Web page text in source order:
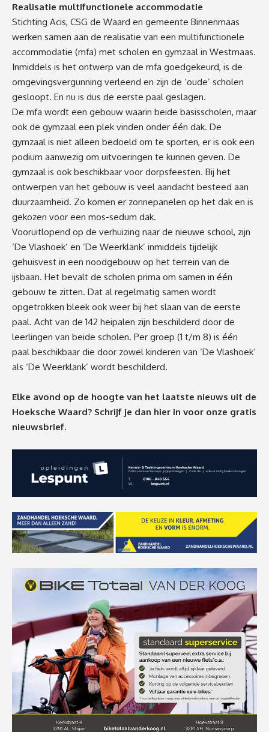
Realisatie multifunctionele accommodatie
Stichting Acis, CSG de Waard en gemeente Binnenmaas
werken samen aan de realisatie van een multifunctionele
accommodatie (mfa) met scholen en gymzaal in Westmaas.
Inmiddels is het ontwerp van de mfa goedgekeurd, is de
omgevingsvergunning verleend en zijn de ‘oude’ scholen
gesloopt. En nu is dus de eerste paal geslagen.
De mfa wordt een gebouw waarin beide basisscholen, maar
ook de gymzaal een plek vinden onder één dak. De
gymzaal is niet alleen bedoeld om te sporten, er is ook een
podium aanwezig om uitvoeringen te kunnen geven. De
gymzaal is ook beschikbaar voor dorpsfeesten. Bij het
ontwerpen van het gebouw is veel aandacht besteed aan
duurzaamheid. Zo komen er zonnepanelen op het dak en is
gekozen voor een mos-sedum dak.
Vooruitlopend op de verhuizing naar de nieuwe school, zijn
‘De Vlashoek’ en ‘De Weerklank’ inmiddels tijdelijk
gehuisvest in een noodgebouw op het terrein van de
ijsbaan. Het bevalt de scholen prima om samen in één
gebouw te zitten. Dat al regelmatig samen wordt
opgetrokken bleek ook weer bij het slaan van de eerste
paal. Acht van de 142 heipalen zijn beschilderd door de
leerlingen van beide scholen. Per groep (1 t/m 8) is één
paal beschikbaar die door zowel kinderen van ‘De Vlashoek’
als ‘De Weerklank’ wordt beschilderd.
Elke avond op de hoogte van het laatste nieuws uit de
Hoeksche Waard? Schrijf je dan hier in voor onze gratis
nieuwsbrief.